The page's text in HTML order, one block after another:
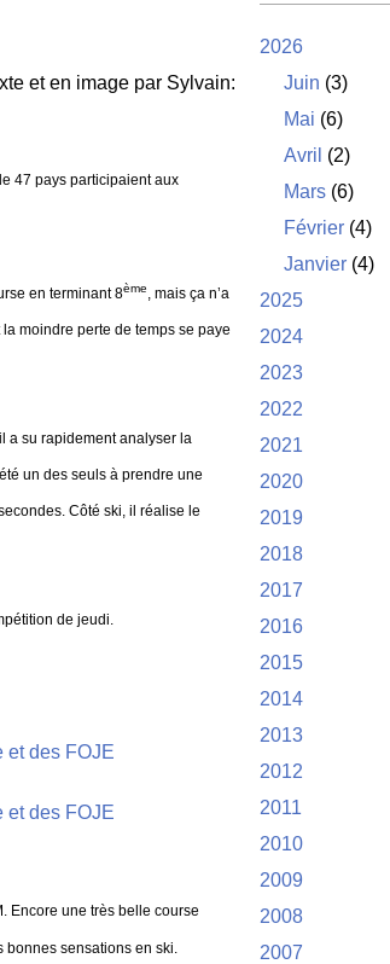
et en image par Sylvain:
47 pays participaient aux
en terminant 8ème, mais ça n’a
moindre perte de temps se paye
a su rapidement analyser la
un des seuls à prendre une
Côté ski, il réalise le
de jeudi.
Encore une très belle course
bonnes sensations en ski.
2026
Juin (3)
Mai (6)
Avril (2)
Mars (6)
Février (4)
Janvier (4)
2025
2024
2023
2022
2021
2020
2019
2018
2017
2016
2015
2014
2013
2012
2011
2010
2009
2008
2007